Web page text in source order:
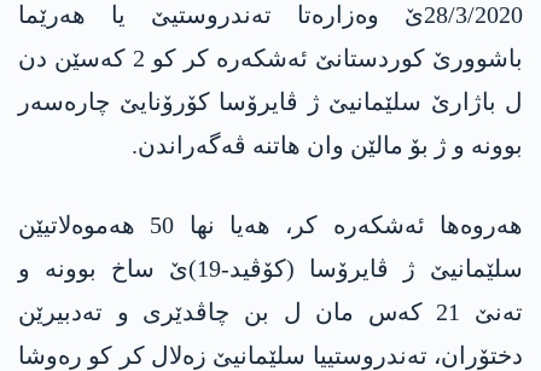
28/3/2020ێ وه‌زاره‌تا ته‌ندروستیێ یا هه‌رێما
باشوورێ كوردستانێ ئه‌شكه‌ره‌ كر كو 2 كه‌سێن دن
ل باژارێ سلێمانیێ ژ ڤایرۆسا كۆرۆنایێ چاره‌سه‌ر
بوونه‌ و ژ بۆ مالێن وان هاتنه‌ ڤه‌گه‌راندن.
هه‌روه‌ها ئه‌شكه‌ره‌ كر، هه‌یا نها 50 هه‌موه‌لاتیێن
سلێمانیێ ژ ڤایرۆسا (كۆڤید-19)ێ ساخ بوونه‌ و
ته‌نێ 21 كه‌س مان ل بن چاڤدێری و ته‌دبیرێن
دختۆران، ته‌ندروستییا سلێمانیێ زه‌لال كر كو ره‌وشا